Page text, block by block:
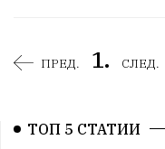
ПРЕД. 1. СЛЕД.
ТОП 5 СТАТИИ